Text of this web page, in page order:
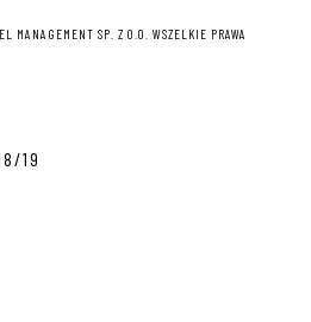
MANAGEMENT SP. Z O.O. WSZELKIE PRAWA
19